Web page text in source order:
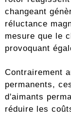
changeant
réluctance
mesure que le
provoquant
Contrairement
permanents,
d'aimants
réduire les